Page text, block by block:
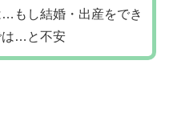
もし結婚・出産をでき
は…と不安